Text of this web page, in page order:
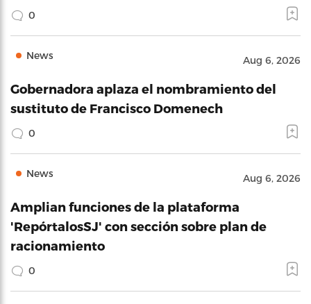
0
News Aug 6, 2026
Gobernadora aplaza el nombramiento del
sustituto de Francisco Domenech
0
News Aug 6, 2026
Amplian funciones de la plataforma
'RepórtalosSJ' con sección sobre plan de
racionamiento
0